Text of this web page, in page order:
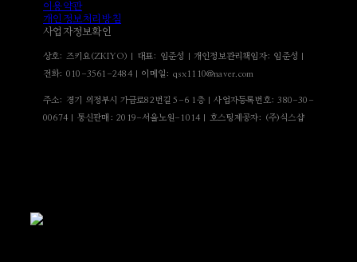
이용약관
개인정보처리방침
사업자정보확인
상호: 즈키요(ZKIYO) | 대표: 임준성 | 개인정보관리책임자: 임준성 |
전화: 010-3561-2484 | 이메일: qsx1110@naver.com
주소: 경기 의정부시 가금로82번길 5-6 1층 | 사업자등록번호: 380-30-
00674 | 통신판매:2019-서울노원-1014 | 호스팅제공자: (주)식스샵